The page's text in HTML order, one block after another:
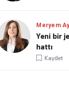
Meryem
Yeni bir
hattı
Kaydet